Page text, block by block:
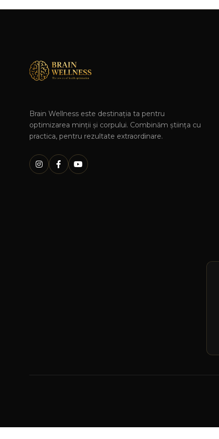
Brain Wellness este destinația ta pentru
optimizarea minții și corpului. Combinăm știința cu
practica, pentru rezultate extraordinare.